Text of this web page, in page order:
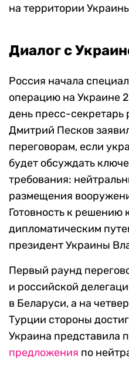
на территории
Диалог с
Россия начала
операцию на Украине
день пресс-секретарь
Дмитрий Песков
переговорам, если
будет обсуждать
требования:
размещения
Готовность к решению
дипломатическим
президент Украины
Первый раунд
и российской
в Беларуси, а на
Турции стороны
Украина представила
предложения по